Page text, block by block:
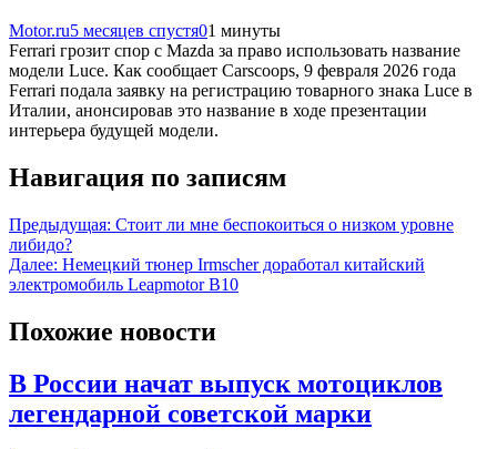
Motor.ru5 месяцев спустя01 минуты
Ferrari грозит спор с Mazda за право использовать название
модели Luce. Как сообщает Carscoops, 9 февраля 2026 года
Ferrari подала заявку на регистрацию товарного знака Luce в
Италии, анонсировав это название в ходе презентации
интерьера будущей модели.
Навигация по записям
Предыдущая: Стоит ли мне беспокоиться о низком уровне
либидо?
Далее: Немецкий тюнер Irmscher доработал китайский
электромобиль Leapmotor B10
Похожие новости
В России начат выпуск мотоциклов
легендарной советской марки